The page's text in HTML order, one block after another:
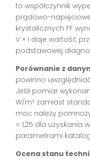
to współczynnik
prądowo-
krystalicznych FF
V × I daje wartość
podstawowej
Porównanie z
powinno
Jeśli pomiar
W/m² zamiast
moc należy
= 1,25 dla uzyskania
parametrami
Ocena stanu